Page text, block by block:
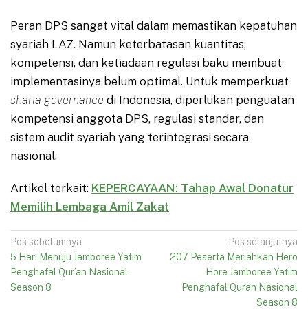
Peran DPS sangat vital dalam memastikan kepatuhan
syariah LAZ. Namun keterbatasan kuantitas,
kompetensi, dan ketiadaan regulasi baku membuat
implementasinya belum optimal. Untuk memperkuat
sharia governance di Indonesia, diperlukan penguatan
kompetensi anggota DPS, regulasi standar, dan
sistem audit syariah yang terintegrasi secara
nasional.
Artikel terkait: KEPERCAYAAN: Tahap Awal Donatur
Memilih Lembaga Amil Zakat
Navigasi
pos
Pos sebelumnya
5 Hari Menuju Jamboree Yatim
Penghafal Qur’an Nasional
Season 8
Pos selanjutnya
207 Peserta Meriahkan Hero
Hore Jamboree Yatim
Penghafal Quran Nasional
Season 8